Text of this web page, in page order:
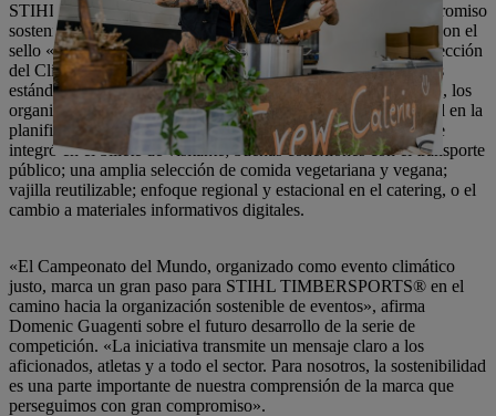
STIHL TIMBERSPORTS® dio el siguiente paso en su compromiso
sostenible con el Campeonato del Mundo 2023 en Stuttgart. Con el
sello «Klimafaire Veranstaltung» de la Fundación para la Protección
del Clima de Baden-Württemberg, el evento estableció nuevos
estándares para eventos futuros. Para obtener esta certificación, los
organizadores han cumplido muchos criterios de sostenibilidad en la
planificación y ejecución. El transporte público de cercanías se
integró en el billete de visitante; buenas conexiones con el transporte
público; una amplia selección de comida vegetariana y vegana;
vajilla reutilizable; enfoque regional y estacional en el catering, o el
cambio a materiales informativos digitales.
«El Campeonato del Mundo, organizado como evento climático
justo, marca un gran paso para STIHL TIMBERSPORTS® en el
camino hacia la organización sostenible de eventos», afirma
Domenic Guagenti sobre el futuro desarrollo de la serie de
competición. «La iniciativa transmite un mensaje claro a los
aficionados, atletas y a todo el sector. Para nosotros, la sostenibilidad
es una parte importante de nuestra comprensión de la marca que
perseguimos con gran compromiso».